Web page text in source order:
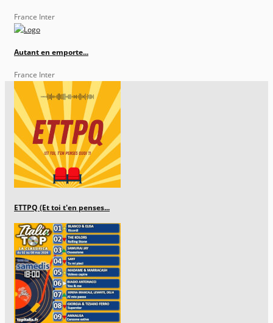
France Inter
Autant en emporte...
France Inter
ETTPQ (Et toi t'en penses...